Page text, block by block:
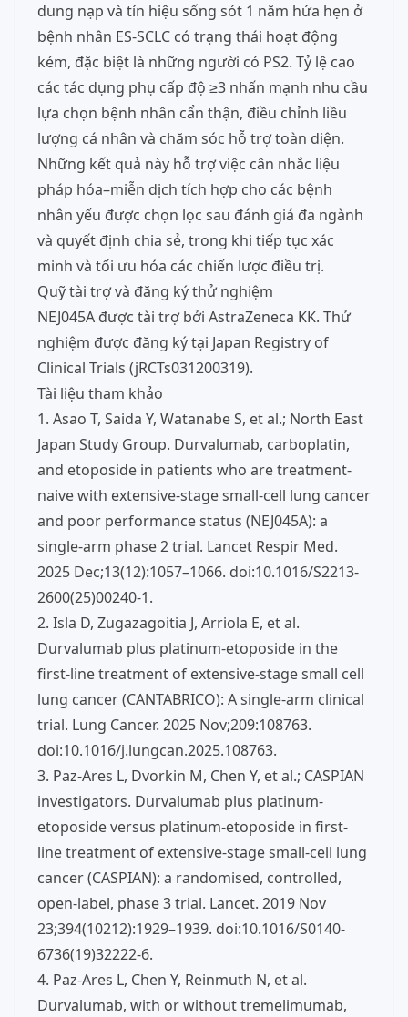
dung nạp và tín hiệu sống sót 1 năm hứa hẹn ở
bệnh nhân ES-SCLC có trạng thái hoạt động
kém, đặc biệt là những người có PS2. Tỷ lệ cao
các tác dụng phụ cấp độ ≥3 nhấn mạnh nhu cầu
lựa chọn bệnh nhân cẩn thận, điều chỉnh liều
lượng cá nhân và chăm sóc hỗ trợ toàn diện.
Những kết quả này hỗ trợ việc cân nhắc liệu
pháp hóa–miễn dịch tích hợp cho các bệnh
nhân yếu được chọn lọc sau đánh giá đa ngành
và quyết định chia sẻ, trong khi tiếp tục xác
minh và tối ưu hóa các chiến lược điều trị.
Quỹ tài trợ và đăng ký thử nghiệm
NEJ045A được tài trợ bởi AstraZeneca KK. Thử
nghiệm được đăng ký tại Japan Registry of
Clinical Trials (jRCTs031200319).
Tài liệu tham khảo
1. Asao T, Saida Y, Watanabe S, et al.; North East
Japan Study Group. Durvalumab, carboplatin,
and etoposide in patients who are treatment-
naive with extensive-stage small-cell lung cancer
and poor performance status (NEJ045A): a
single-arm phase 2 trial. Lancet Respir Med.
2025 Dec;13(12):1057–1066. doi:10.1016/S2213-
2600(25)00240-1.
2. Isla D, Zugazagoitia J, Arriola E, et al.
Durvalumab plus platinum-etoposide in the
first-line treatment of extensive-stage small cell
lung cancer (CANTABRICO): A single-arm clinical
trial. Lung Cancer. 2025 Nov;209:108763.
doi:10.1016/j.lungcan.2025.108763.
3. Paz-Ares L, Dvorkin M, Chen Y, et al.; CASPIAN
investigators. Durvalumab plus platinum-
etoposide versus platinum-etoposide in first-
line treatment of extensive-stage small-cell lung
cancer (CASPIAN): a randomised, controlled,
open-label, phase 3 trial. Lancet. 2019 Nov
23;394(10212):1929–1939. doi:10.1016/S0140-
6736(19)32222-6.
4. Paz-Ares L, Chen Y, Reinmuth N, et al.
Durvalumab, with or without tremelimumab,